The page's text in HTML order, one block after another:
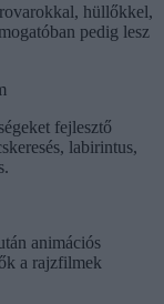
hüllőkkel,
pedig lesz
fejlesztő
labirintus,
animációs
a rajzfilmek